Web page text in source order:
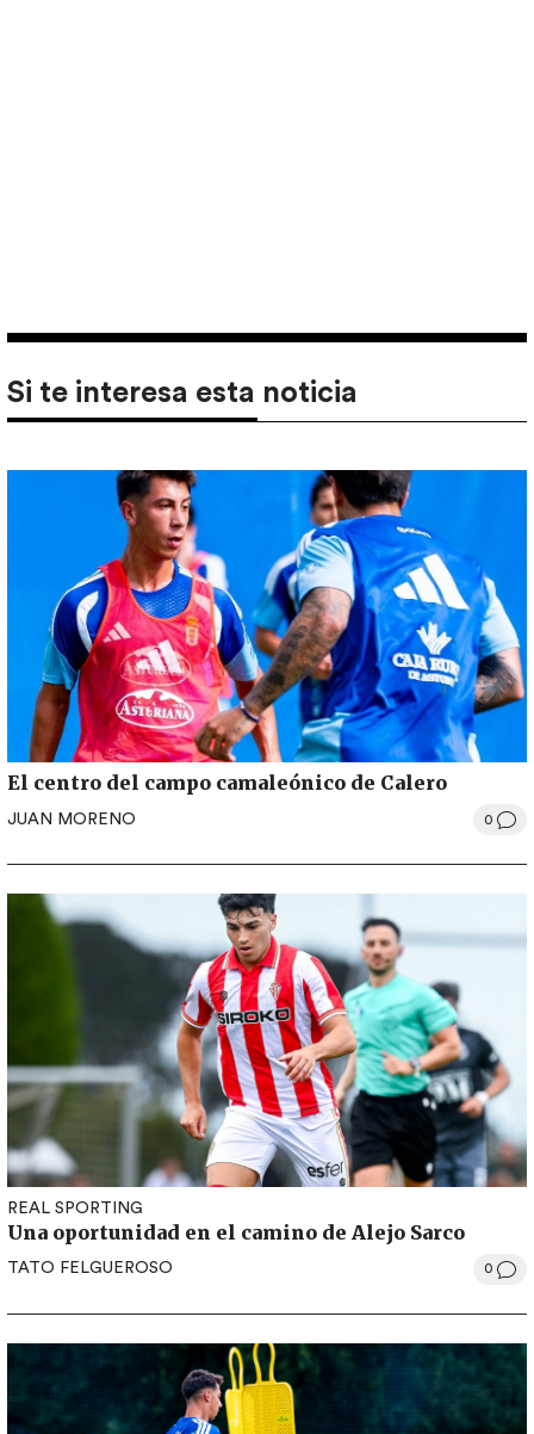
Si te interesa esta noticia
El centro del campo camaleónico de Calero
JUAN MORENO 0
REAL SPORTING
Una oportunidad en el camino de Alejo Sarco
TATO FELGUEROSO 0